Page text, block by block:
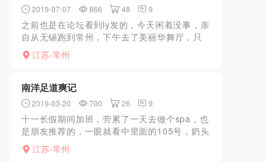
2019-07-07 866 48 9
之前也是在论坛看到ly发的，今天闲着没事，亲
自从无锡跑到常州，下午去了美丽华舞厅，只
能说一般般，真的不能跟原先的苏州比较，熟
女偏多，胸大的屁股翘的没几个，跳了俩个看
江苏-常州
南洋足道爽记
2019-03-20 700 26 9
十一长假期间加班，劳累了一天去做个spa，也
是朋友推荐的，一眼就看中里面的105号，奶头
特别嫩，奶子大概有c吧，丰胸肥臀，按摩手法
也不错，常规的manyou顶缸，然后口，准备要
江苏-常州